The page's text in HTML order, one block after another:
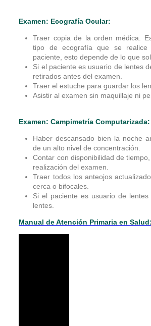
Examen: Ecografía Ocular:
Traer copia de la orden médica.
tipo de ecografía que se realice
paciente, esto depende de lo que
Si el paciente es usuario de lentes
retirados antes del examen.
Traer el estuche para guardar los
Asistir al examen sin maquillaje ni
Examen: Campimetría Computarizada:
Haber descansado bien la noche
de un alto nivel de concentración.
Contar con disponibilidad de
realización del examen.
Traer todos los anteojos
cerca o bifocales.
Si el paciente es usuario de
lentes.
Manual de Atención Primaria en